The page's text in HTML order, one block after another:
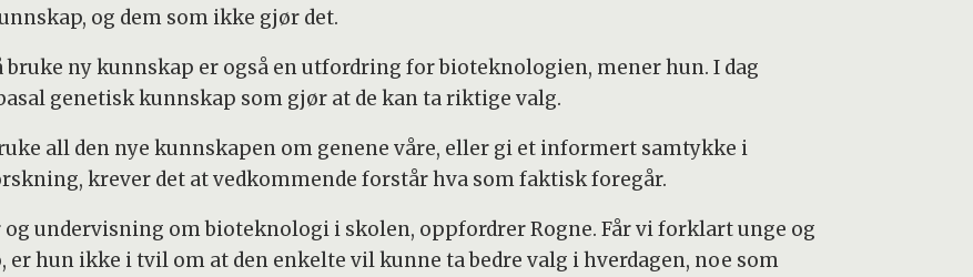
og dem som ikke gjør det.
ny kunnskap er også en utfordring for bioteknologien, mener hun. I dag
genetisk kunnskap som gjør at de kan ta riktige valg.
all den nye kunnskapen om genene våre, eller gi et informert samtykke i
krever det at vedkommende forstår hva som faktisk foregår.
undervisning om bioteknologi i skolen, oppfordrer Rogne. Får vi forklart unge og
hun ikke i tvil om at den enkelte vil kunne ta bedre valg i hverdagen, noe som